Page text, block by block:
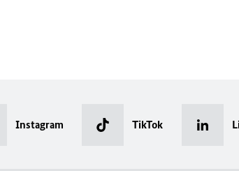
Instagram TikTok